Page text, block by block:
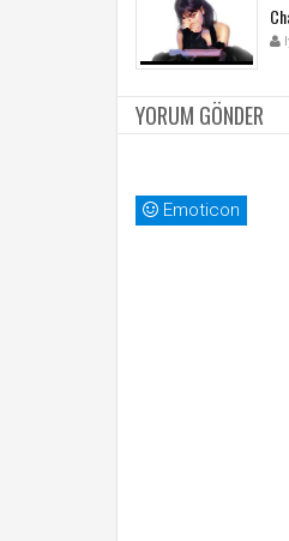
YORUM GÖNDER
Emoticon